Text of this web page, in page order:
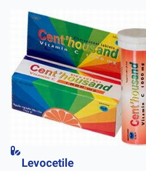
Levocetile